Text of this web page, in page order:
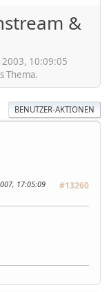
&
10:09:05
Thema.
BENUTZER-AKTIONEN
#13260
17:05:09